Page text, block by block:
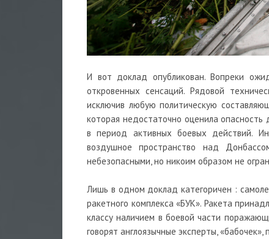
И вот доклад опубликован. Вопреки
откровенных сенсаций. Рядовой
исключив любую политическую
которая недостаточно оценила
в период активных боевых действий.
воздушное пространство над
небезопасными, но никоим образом не
Лишь в одном доклад категоричен :
ракетного комплекса «БУК». Ракета
классу наличием в боевой части
говорят англоязычные эксперты,